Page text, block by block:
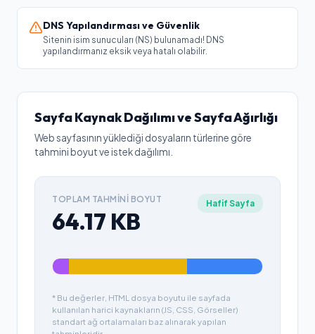
DNS Yapılandırması ve Güvenlik
Sitenin isim sunucuları (NS) bulunamadı! DNS
yapılandırmanız eksik veya hatalı olabilir.
Sayfa Kaynak Dağılımı ve Sayfa Ağırlığı
Web sayfasının yüklediği dosyaların türlerine göre
tahmini boyut ve istek dağılımı.
TOPLAM TAHMINI BOYUT
64.17 KB
Hafif Sayfa
* Bu değerler, HTML dosya boyutu ile sayfada
kullanılan harici kaynakların (JS, CSS, Görseller)
standart ağ ortalamaları baz alınarak yapılan